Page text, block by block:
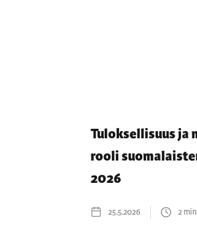
Tuloksellisuus ja
rooli
2026
25.5.2026 2